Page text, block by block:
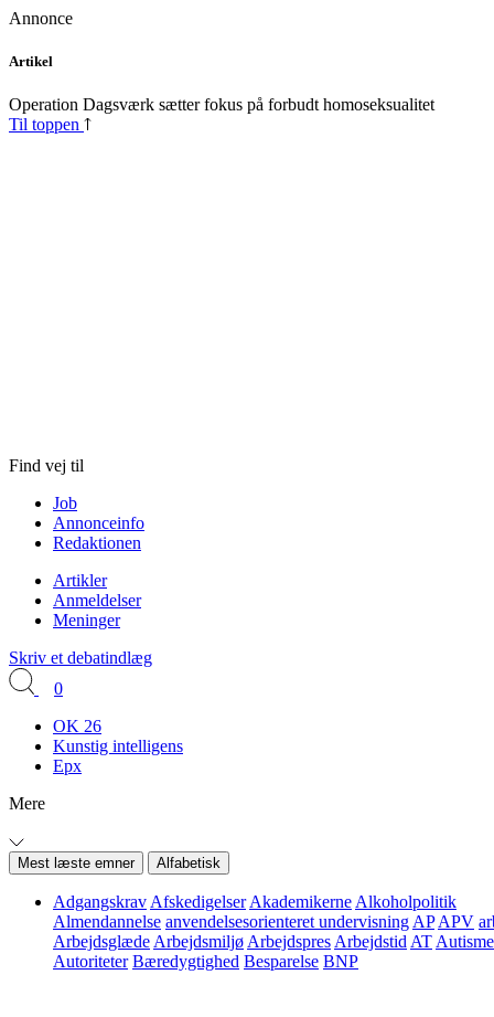
Annonce
Skip
content
Artikel
Operation Dagsværk sætter fokus på forbudt homoseksualitet
Til toppen
Find vej til
Job
Annonceinfo
Redaktionen
Artikler
Anmeldelser
Meninger
Skriv et debatindlæg
0
OK 26
Kunstig intelligens
Epx
Mere
Mest læste emner Alfabetisk
Adgangskrav Afskedigelser Akademikerne Alkoholpolitik
Almendannelse anvendelsesorienteret undervisning AP APV
Arbejdsglæde Arbejdsmiljø Arbejdspres Arbejdstid AT Autisme
Autoriteter Bæredygtighed Besparelse BNP